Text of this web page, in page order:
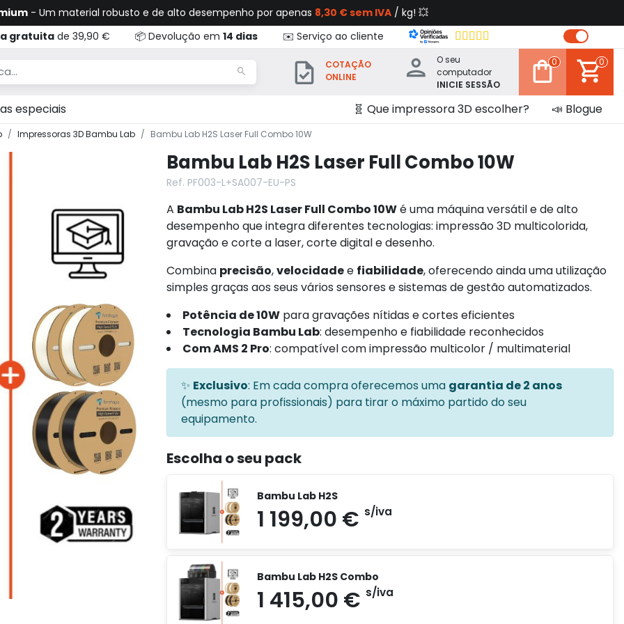
- Um material robusto e de alto desempenho por apenas 8,30 € sem IVA/ kg! 💥
gratuitade 39,90 € 📦 Devolução em 14 dias ✉️ Serviço ao cliente
COTAÇÃO
ONLINE
O seu
computador
INICIE SESSÃO
0 0
especiais 🧬 Que impressora 3D escolher? 📣 Blogue
Impressoras 3D Bambu Lab Bambu Lab H2S Laser Full Combo 10W
Bambu Lab H2S Laser Full Combo 10W
Ref. PF003-L+SA007-EU-PS
A Bambu Lab H2S Laser Full Combo 10Wé uma máquina versátil e de alto
desempenho que integra diferentes tecnologias: impressão 3D multicolorida,
gravação e corte a laser, corte digital e desenho.
Combina precisão,velocidadee fiabilidade, oferecendo ainda uma utilização
simples graças aos seus vários sensores e sistemas de gestão automatizados.
Potência de 10W para gravações nítidas e cortes eficientes
Tecnologia Bambu Lab: desempenho e fiabilidade reconhecidos
Com AMS 2 Pro: compatível com impressão multicolor / multimaterial
✨ Exclusivo: Em cada compra oferecemos uma garantia de 2 anos
(mesmo para profissionais) para tirar o máximo partido do seu
equipamento.
Escolha o seu pack
Bambu Lab H2S
Bambu Lab H2S Combo